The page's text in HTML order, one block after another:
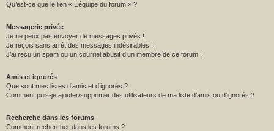
Qu’est-ce que le lien « L’équipe du forum » ?
Messagerie privée
Je ne peux pas envoyer de messages privés !
Je reçois sans arrêt des messages indésirables !
J’ai reçu un spam ou un courriel abusif d’un membre de ce forum !
Amis et ignorés
Que sont mes listes d’amis et d’ignorés ?
Comment puis-je ajouter/supprimer des utilisateurs de ma liste d’amis ou d’ignorés ?
Recherche dans les forums
Comment rechercher dans les forums ?